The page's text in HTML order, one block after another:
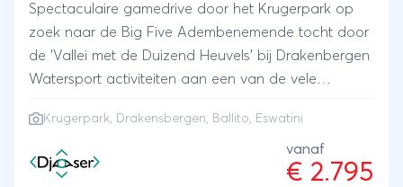
Spectaculaire gamedrive door het Krugerpark op
zoek naar de Big Five Adembenemende tocht door
de 'Vallei met de Duizend Heuvels' bij Drakenbergen
Watersport activiteiten aan een van de vele
bergachtige koninkrijk Eswatini
Krugerpark, Drakensbergen, Ballito, Eswatini
vanaf
€ 2.795